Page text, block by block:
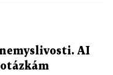
AI